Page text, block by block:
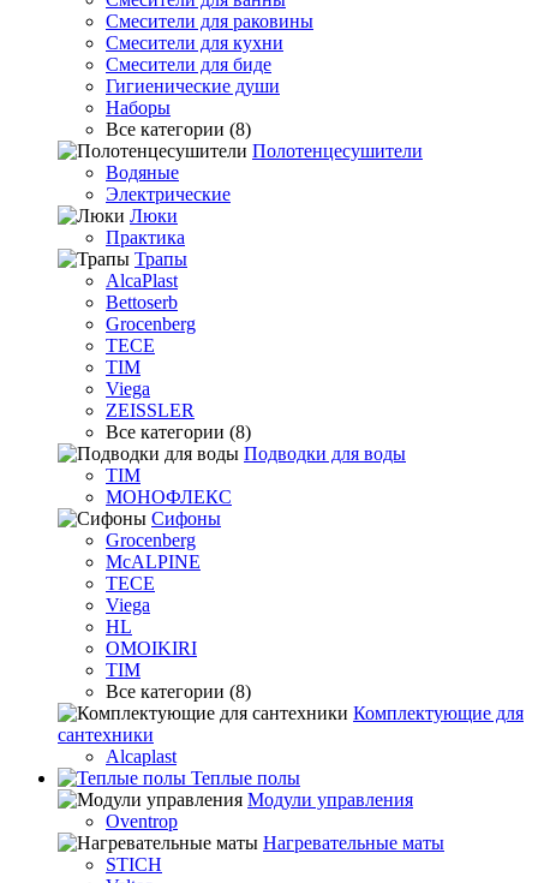
Смесители для раковины
Смесители для кухни
Смесители для биде
Гигиенические души
Наборы
Все категории (8)
Полотенцесушители
Водяные
Электрические
Люки
Практика
Трапы
AlcaPlast
Bettoserb
Grocenberg
TECE
TIM
Viega
ZEISSLER
Все категории (8)
Подводки для воды
TIM
МОНОФЛЕКС
Сифоны
Grocenberg
McALPINE
TECE
Viega
HL
OMOIKIRI
TIM
Все категории (8)
Комплектующие для
сантехники
Alcaplast
Теплые полы
Модули управления
Oventrop
Нагревательные маты
STICH